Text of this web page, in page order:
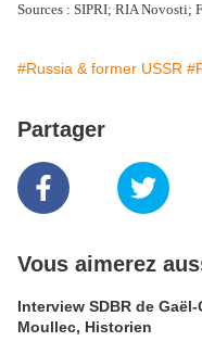
Sources : SIPRI; RIA Novosti;
#Russia & former USSR
Partager
Vous aimerez
Interview SDBR de Gaël-
Moullec, Historien